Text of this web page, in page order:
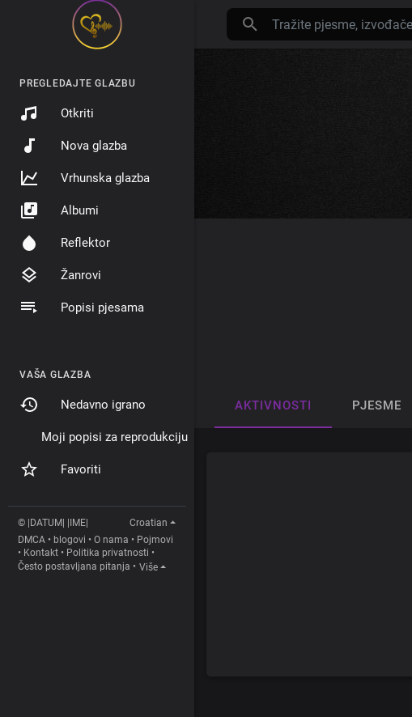
PREGLEDAJTE GLAZBU
Otkriti
Nova glazba
Vrhunska glazba
Albumi
Reflektor
Žanrovi
Popisi pjesama
VAŠA GLAZBA
Nedavno igrano
Moji popisi za reprodukciju
Favoriti
© |DATUM| |IME|
Croatian
DMCA • blogovi • O nama • Pojmovi
• Kontakt • Politika privatnosti •
Često postavljana pitanja • Više
AKTIVNOSTI PJESME